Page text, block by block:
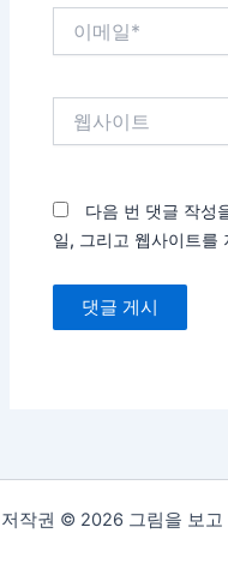
다음 번 댓글 작성
일, 그리고 웹사이트를
저작권 © 2026 그림을 보고